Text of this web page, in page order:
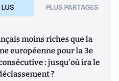
LUS PLUS PARTAGES
moins riches que la
européenne pour la 3e
: jusqu'où ira le
?